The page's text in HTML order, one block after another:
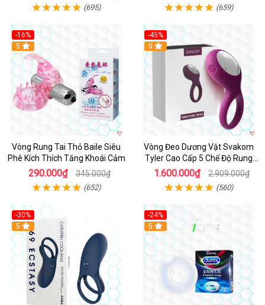
(695) (659)
-16%
Hot
5
Vòng Rung Tai Thỏ Baile Siêu
Phê Kích Thích Tăng Khoái Cảm
290.000₫ 345.000₫
(652)
-45%
5
Vòng Đeo Dương Vật Svakom
Tyler Cao Cấp 5 Chế Độ Rung
Mạnh Mẽ Kích Thích Điểm G
1.600.000₫ 2.909.000₫
(560)
-30%
Hot
5
-24%
5